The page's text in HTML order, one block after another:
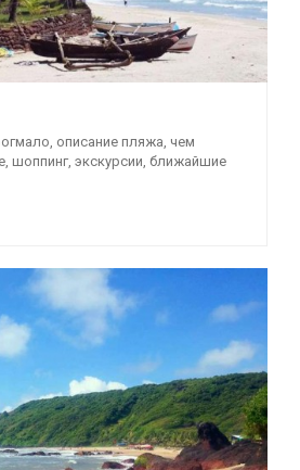
описание пляжа, чем
шоппинг, экскурсии, ближайшие